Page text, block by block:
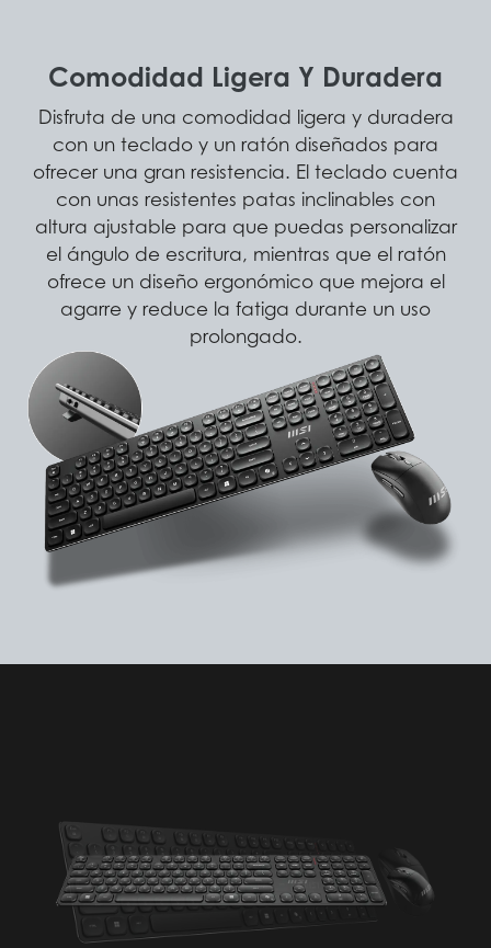
Comodidad Ligera Y Duradera
Disfruta de una comodidad ligera y duradera
con un teclado y un ratón diseñados para
ofrecer una gran resistencia. El teclado cuenta
con unas resistentes patas inclinables con
altura ajustable para que puedas personalizar
el ángulo de escritura, mientras que el ratón
ofrece un diseño ergonómico que mejora el
agarre y reduce la fatiga durante un uso
prolongado.